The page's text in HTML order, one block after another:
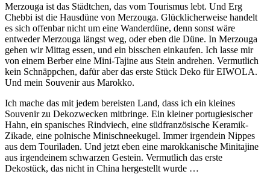
Merzouga ist das Städtchen, das vom Tourismus lebt. Und Erg
Chebbi ist die Hausdüne von Merzouga. Glücklicherweise handelt
es sich offenbar nicht um eine Wanderdüne, denn sonst wäre
entweder Merzouga längst weg, oder eben die Düne. In Merzouga
gehen wir Mittag essen, und ein bisschen einkaufen. Ich lasse mir
von einem Berber eine Mini-Tajine aus Stein andrehen. Vermutlich
kein Schnäppchen, dafür aber das erste Stück Deko für EIWOLA.
Und mein Souvenir aus Marokko.
Ich mache das mit jedem bereisten Land, dass ich ein kleines
Souvenir zu Dekozwecken mitbringe. Ein kleiner portugiesischer
Hahn, ein spanisches Rindviech, eine südfranzösische Keramik-
Zikade, eine polnische Minischneekugel. Immer irgendein Nippes
aus dem Touriladen. Und jetzt eben eine marokkanische Minitajine
aus irgendeinem schwarzen Gestein. Vermutlich das erste
Dekostück, das nicht in China hergestellt wurde …